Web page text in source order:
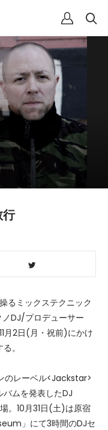
るミックステクニック
DJ/プロデューサー
月2日(月・祝前)にかけ
。
レーベル<Jackstar>
ムを発表したDJ
。10月31日(土)は原宿
」にて3時間のDJセ